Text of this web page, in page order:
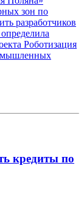
зон по
разработчиков
Роботизация
кредиты по